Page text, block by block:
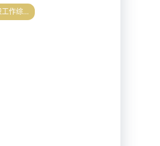
下一篇：2025年全省组织工作综述丨基层党建篇